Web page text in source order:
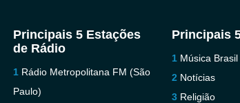
Principais 5 Estações
de Rádio
Rádio Metropolitana FM (São
Paulo)
Principais
Música Brasil
Notícias
Religião